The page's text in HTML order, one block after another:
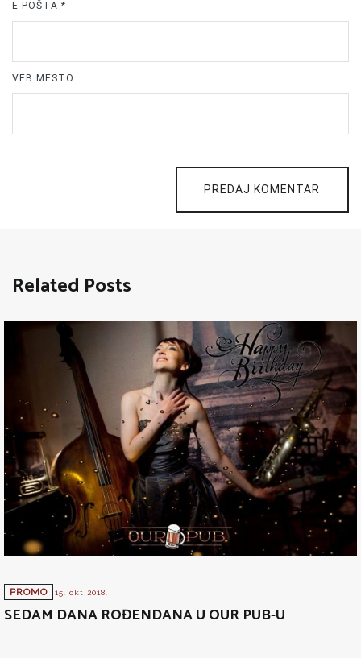
E-POŠTA *
VEB MESTO
PREDAJ KOMENTAR
Related Posts
PROMO 15. okt 2018.
SEDAM DANA ROĐENDANA U OUR PUB-U